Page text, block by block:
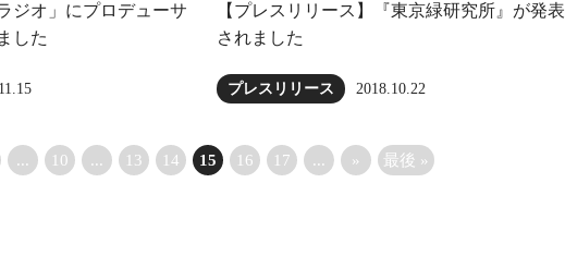
ジオ」にプロデューサ
した
【プレスリリース】『東京緑研究所』が発表
されました
プレスリリース 2018.10.22
... 10 ... 13 14 15 16 17 ... » 最後 »